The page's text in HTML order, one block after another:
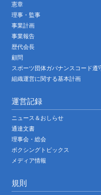
憲章
理事・監事
事業計画
事業報告
歴代会長
顧問
スポーツ団体ガバナンスコード遵
組織運営に関する基本計画
運営記録
ニュース＆おしらせ
通達文書
理事会・総会
ボクシングトピックス
メディア情報
規則